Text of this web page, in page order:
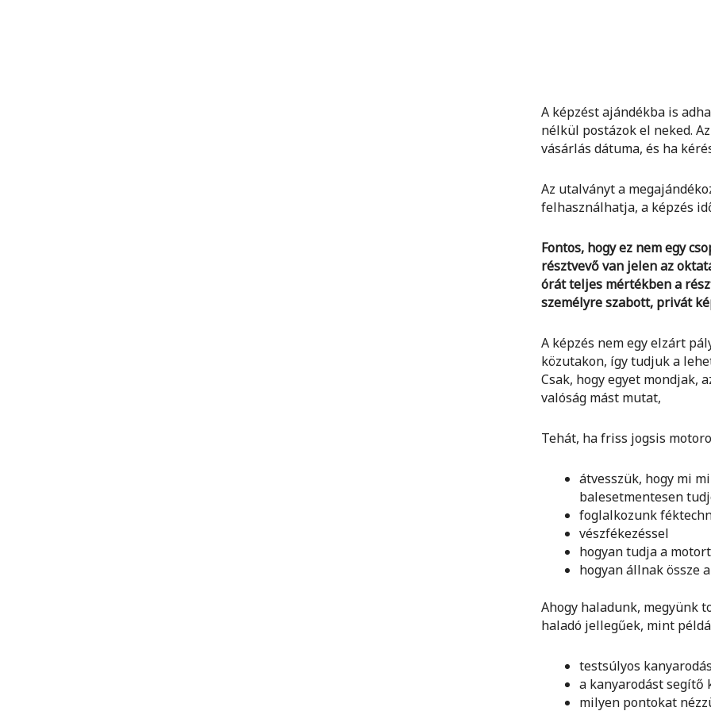
A képzést ajándékba is
nélkül postázok el neked.
vásárlás dátuma, és ha
Az utalványt a
felhasználhatja, a képzés
Fontos, hogy ez nem egy
résztvevő van jelen az
órát teljes mértékben a
személyre szabott, privát
A képzés nem egy elzárt
közutakon, így tudjuk a
Csak, hogy egyet mondjak,
valóság mást mutat,
Tehát, ha friss jogsis
átvesszük, hogy mi
balesetmentesen
foglalkozunk
vészfékezéssel
hogyan tudja a
hogyan állnak össze
Ahogy haladunk, megyünk
haladó jellegűek, mint
testsúlyos
a kanyarodást segítő
milyen pontokat